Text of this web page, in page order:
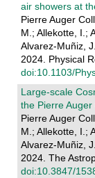
air showers at
Pierre Auger
M.; Allekotte, I.;
Alvarez-Muñiz,
2024. Physical
doi:10.1103/
Large-scale
the Pierre
Pierre Auger
M.; Allekotte, I.;
Alvarez-Muñiz,
2024. The
doi:10.3847/